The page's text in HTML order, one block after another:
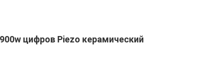
цифров Piezo керамический